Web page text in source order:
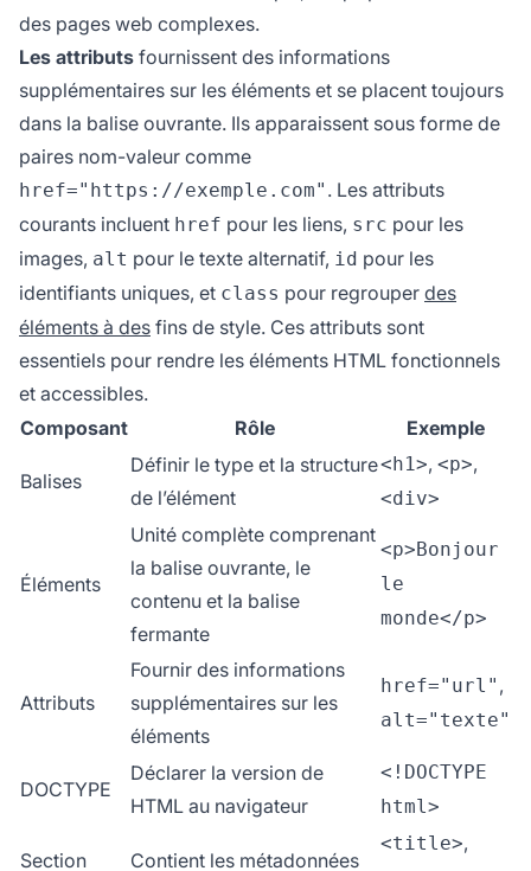
des pages web complexes.
Les attributs fournissent des informations
supplémentaires sur les éléments et se placent toujours
dans la balise ouvrante. Ils apparaissent sous forme de
paires nom-valeur comme
href="https://exemple.com" . Les attributs
courants incluent href pour les liens, src pour les
images, alt pour le texte alternatif, id pour les
identifiants uniques, et class pour regrouper des
éléments à des fins de style. Ces attributs sont
essentiels pour rendre les éléments HTML fonctionnels
et accessibles.
Composant
Rôle Exemple
Balises
Définir le type et la structure
de l’élément
<h1>, <p>,
<div>
Éléments
Unité complète comprenant
la balise ouvrante, le
contenu et la balise
fermante
<p>Bonjour
le
monde</p>
Attributs
Fournir des informations
supplémentaires sur les
éléments
href="url" ,
alt="texte"
DOCTYPE
Déclarer la version de
HTML au navigateur
<!DOCTYPE
html>
Section Contient les métadonnées
<title>,